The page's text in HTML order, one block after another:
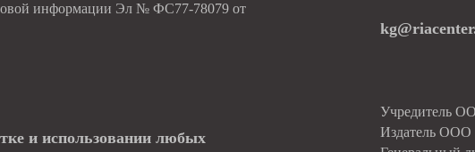
информации Эл № ФС77-78079 от
и использовании любых
Учредитель
Издатель